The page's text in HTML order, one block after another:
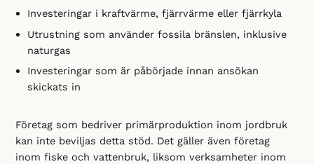
Investeringar i kraftvärme, fjärrvärme eller fjärrkyla
Utrustning som använder fossila bränslen, inklusive
naturgas
Investeringar som är påbörjade innan ansökan
skickats in
Företag som bedriver primärproduktion inom jordbruk
kan inte beviljas detta stöd. Det gäller även företag
inom fiske och vattenbruk, liksom verksamheter inom